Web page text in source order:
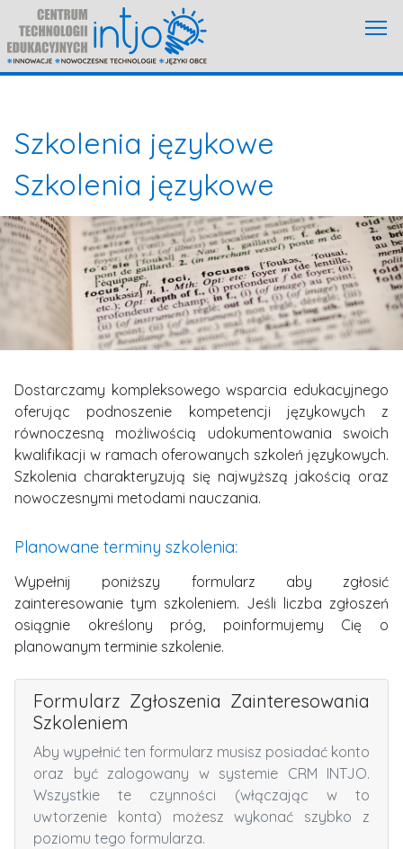
Szkolenia językowe
Szkolenia językowe
Dostarczamy kompleksowego wsparcia edukacyjnego
oferując podnoszenie kompetencji językowych z
równoczesną możliwością udokumentowania swoich
kwalifikacji w ramach oferowanych szkoleń językowych.
Szkolenia charakteryzują się najwyższą jakością oraz
nowoczesnymi metodami nauczania.
Planowane terminy szkolenia:
Wypełnij poniższy formularz aby zgłosić
zainteresowanie tym szkoleniem. Jeśli liczba zgłoszeń
osiągnie określony próg, poinformujemy Cię o
planowanym terminie szkolenie.
Formularz Zgłoszenia Zainteresowania
Szkoleniem
Aby wypełnić ten formularz musisz posiadać konto
oraz być zalogowany w systemie CRM INTJO.
Wszystkie te czynności (włączając w to
uwtorzenie konta) możesz wykonać szybko z
poziomu tego formularza.